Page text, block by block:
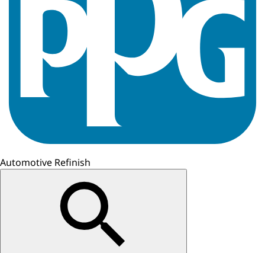
Automotive Refinish